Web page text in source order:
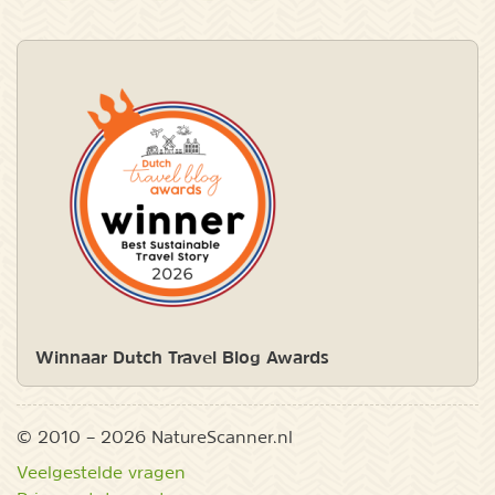
Winnaar Dutch Travel Blog Awards
© 2010 – 2026 NatureScanner.nl
Veelgestelde vragen